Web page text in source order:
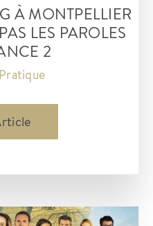
À MONTPELLIER
LES PAROLES
2
Pratique